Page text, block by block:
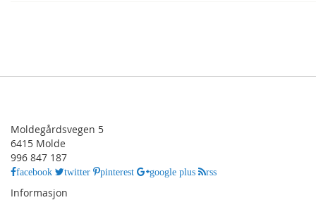
Moldegårdsvegen 5
6415 Molde
996 847 187
facebook twitter pinterest google plus rss
Informasjon